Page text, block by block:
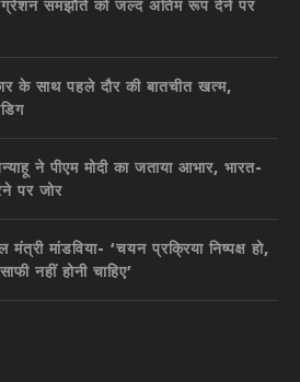
समझौते को जल्द अंतिम रूप देने पर
के साथ पहले दौर की बातचीत खत्म,
ने पीएम मोदी का जताया आभार, भारत-
पर जोर
मांडविया- ‘चयन प्रक्रिया निष्पक्ष हो,
नहीं होनी चाहिए’